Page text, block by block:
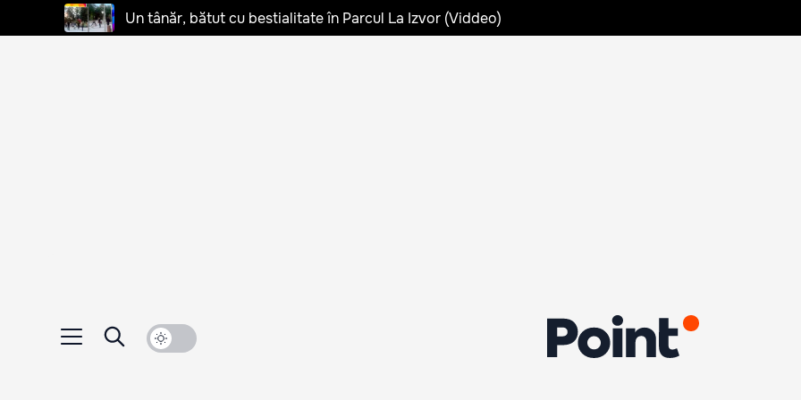
Un tânăr, bătut cu bestialitate în Parcul La Izvor (Viddeo)